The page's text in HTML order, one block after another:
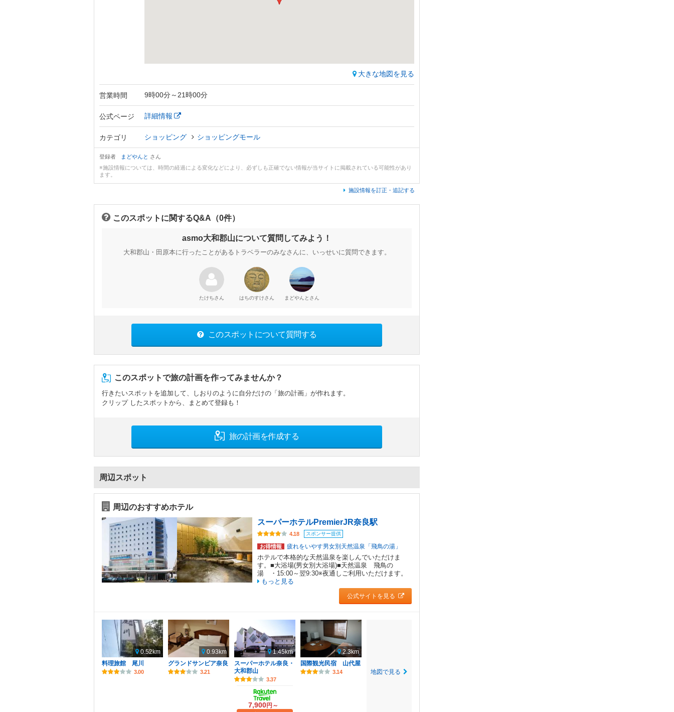
大きな地図を見る
営業時間 9時00分～21時00分
公式ページ 詳細情報
カテゴリ ショッピング ショッピングモール
登録者 まどやんと さん
※施設情報については、時間の経過による変化などにより、必ずしも正確でない情報が当サイトに掲載されている可能性があり
ます。
施設情報を訂正・追記する
このスポットに関するQ&A（0件）
asmo大和郡山について質問してみよう！
大和郡山・田原本に行ったことがあるトラベラーのみなさんに、いっせいに質問できます。
たけちさん はちのすけさん まどやんと さん
このスポットについて質問する
このスポットで旅の計画を作ってみませんか？
行きたいスポットを追加して、しおりのように自分だけの「旅の計画」が作れます。
クリップ したスポットから、まとめて登録も！
旅の計画を作成する
周辺スポット
周辺のおすすめホテル
スーパーホテルPremierJR奈良駅
4.18 スポンサー提供
お得情報 疲れをいやす男女別天然温泉「飛鳥の湯」
ホテルで本格的な天然温泉を楽しんでいただけま
す。■大浴場(男女別大浴場)■天然温泉 飛鳥の
湯 ・15:00～翌9:30※夜通しご利用いただけます。
もっと見る
公式サイトを見る
0.52km
料理旅館 尾川
3.00
0.93km
グランドサンピア奈良
3.21
1.45km
スーパーホテル奈良・
大和郡山
3.37
7,900円～
2.3km
国際観光民宿 山代屋
3.14 地図で見る